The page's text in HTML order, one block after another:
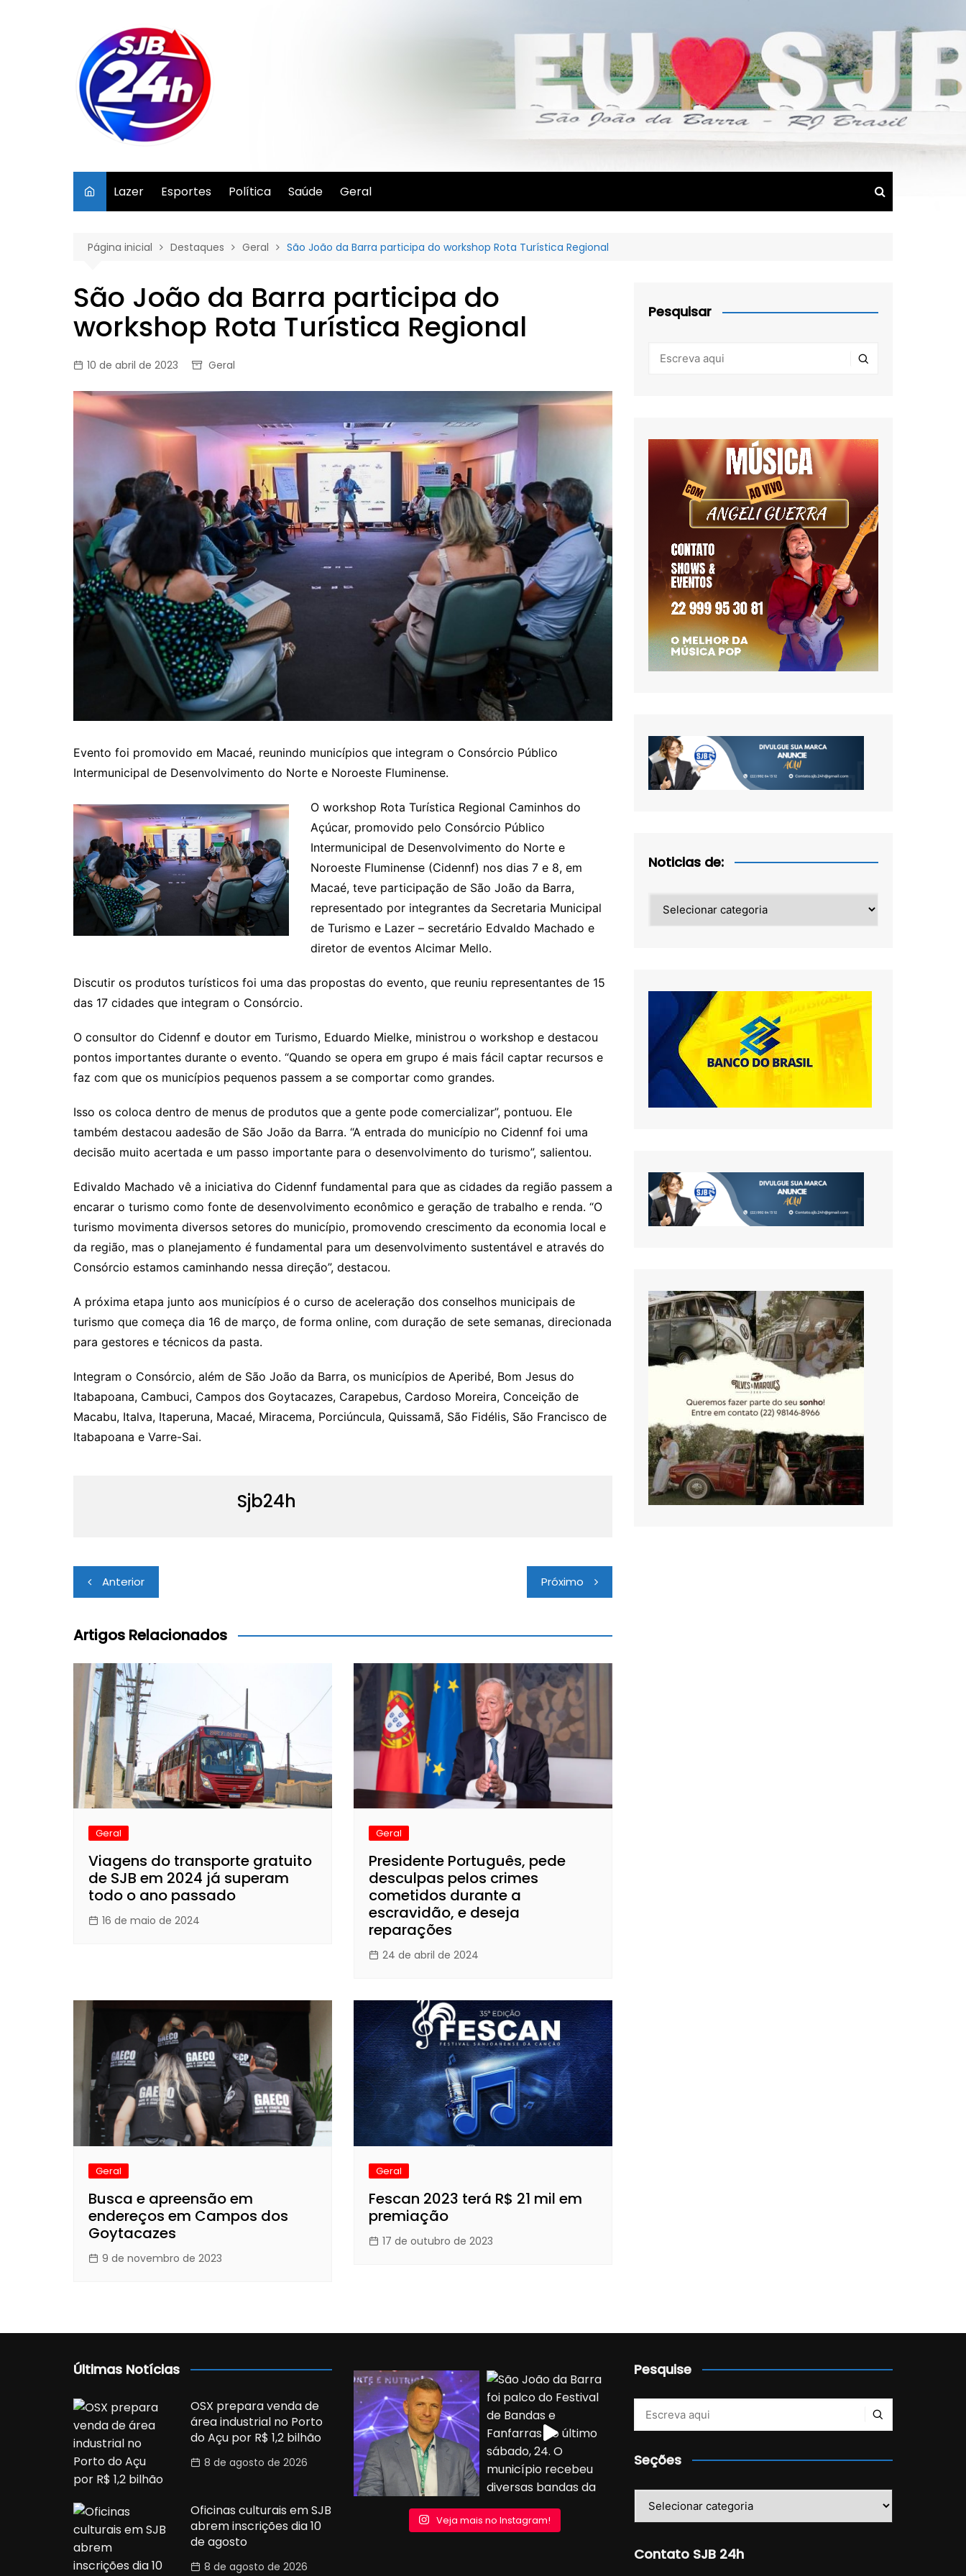
Lazer Esportes Política Saúde Geral
Página inicial Destaques Geral São João da Barra participa do workshop Rota Turística Regional
São João da Barra participa do
workshop Rota Turística Regional
10 de abril de 2023 Geral
Evento foi promovido em Macaé, reunindo municípios que integram o Consórcio Público
Intermunicipal de Desenvolvimento do Norte e Noroeste Fluminense.
O workshop Rota Turística Regional Caminhos do
Açúcar, promovido pelo Consórcio Público
Intermunicipal de Desenvolvimento do Norte e
Noroeste Fluminense (Cidennf) nos dias 7 e 8, em
Macaé, teve participação de São João da Barra,
representado por integrantes da Secretaria Municipal
de Turismo e Lazer – secretário Edvaldo Machado e
diretor de eventos Alcimar Mello.
Discutir os produtos turísticos foi uma das propostas do evento, que reuniu representantes de 15
das 17 cidades que integram o Consórcio.
O consultor do Cidennf e doutor em Turismo, Eduardo Mielke, ministrou o workshop e destacou
pontos importantes durante o evento. “Quando se opera em grupo é mais fácil captar recursos e
faz com que os municípios pequenos passem a se comportar como grandes.
Isso os coloca dentro de menus de produtos que a gente pode comercializar”, pontuou. Ele
também destacou aadesão de São João da Barra. “A entrada do município no Cidennf foi uma
decisão muito acertada e um passo importante para o desenvolvimento do turismo”, salientou.
Edivaldo Machado vê a iniciativa do Cidennf fundamental para que as cidades da região passem a
encarar o turismo como fonte de desenvolvimento econômico e geração de trabalho e renda. “O
turismo movimenta diversos setores do município, promovendo crescimento da economia local e
da região, mas o planejamento é fundamental para um desenvolvimento sustentável e através do
Consórcio estamos caminhando nessa direção”, destacou.
A próxima etapa junto aos municípios é o curso de aceleração dos conselhos municipais de
turismo que começa dia 16 de março, de forma online, com duração de sete semanas, direcionada
para gestores e técnicos da pasta.
Integram o Consórcio, além de São João da Barra, os municípios de Aperibé, Bom Jesus do
Itabapoana, Cambuci, Campos dos Goytacazes, Carapebus, Cardoso Moreira, Conceição de
Macabu, Italva, Itaperuna, Macaé, Miracema, Porciúncula, Quissamã, São Fidélis, São Francisco de
Itabapoana e Varre-Sai.
Sjb24h
Navegação
de
Post
Anterior Próximo
Artigos Relacionados
Geral
Viagens do transporte gratuito
de SJB em 2024 já superam
todo o ano passado
16 de maio de 2024
Geral
Presidente Português, pede
desculpas pelos crimes
cometidos durante a
escravidão, e deseja
reparações
24 de abril de 2024
Geral
Busca e apreensão em
endereços em Campos dos
Goytacazes
9 de novembro de 2023
Geral
Fescan 2023 terá R$ 21 mil em
premiação
17 de outubro de 2023
Pesquisar
Noticias de:
de:
Últimas Notícias
OSX prepara venda de
área industrial no Porto
do Açu por R$ 1,2 bilhão
8 de agosto de 2026
Oficinas culturais em SJB
abrem inscrições dia 10
de agosto
8 de agosto de 2026
Veja mais no Instagram!
Pesquise
Seções
Contato SJB 24h